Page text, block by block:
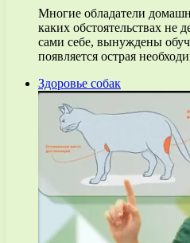
Многие обладатели
каких обстоятельствах не
сами себе, вынуждены
появляется острая
Здоровье собак